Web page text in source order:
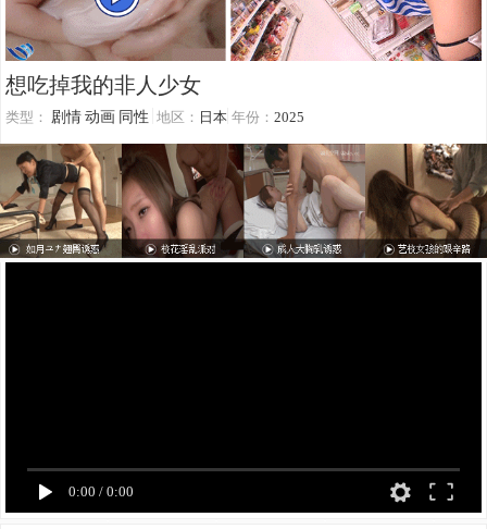
想吃掉我的非人少女
类型： 剧情 动画 同性 地区： 日本 年份：2025
0:00 /0:00